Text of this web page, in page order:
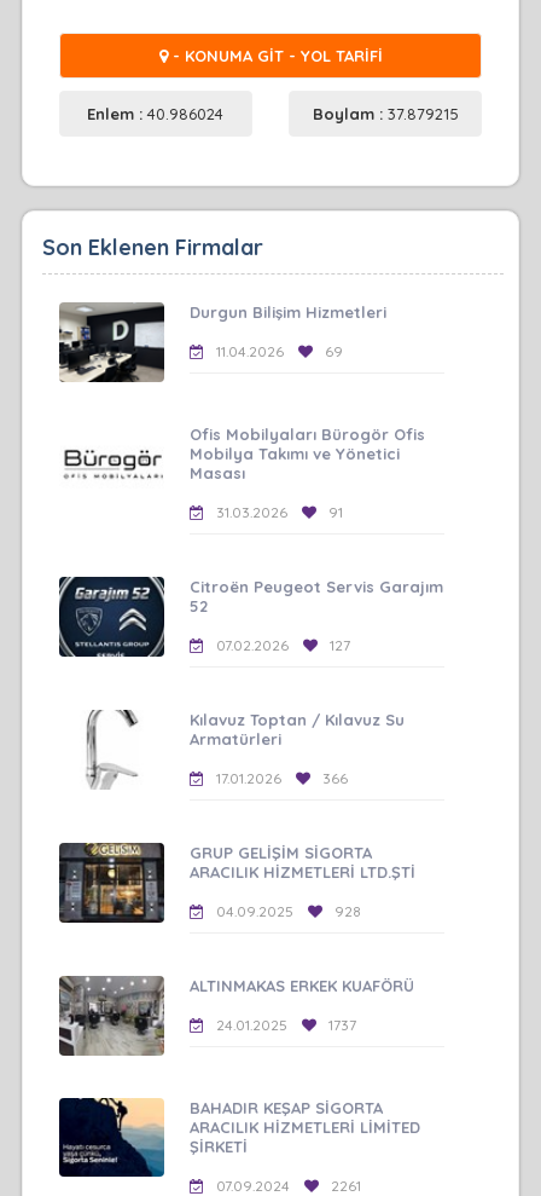
- KONUMA GİT - YOL TARİFİ
Enlem :40.986024 Boylam : 37.879215
Son Eklenen Firmalar
Durgun Bilişim Hizmetleri
11.04.2026 69
Ofis Mobilyaları Bürogör Ofis
Mobilya Takımı ve Yönetici
Masası
31.03.2026 91
Citroën Peugeot Servis Garajım
52
07.02.2026 127
Kılavuz Toptan / Kılavuz Su
Armatürleri
17.01.2026 366
GRUP GELİŞİM SİGORTA
ARACILIK HİZMETLERİ LTD.ŞTİ
04.09.2025 928
ALTINMAKAS ERKEK KUAFÖRÜ
24.01.2025 1737
BAHADIR KEŞAP SİGORTA
ARACILIK HİZMETLERİ LİMİTED
ŞİRKETİ
07.09.2024 2261